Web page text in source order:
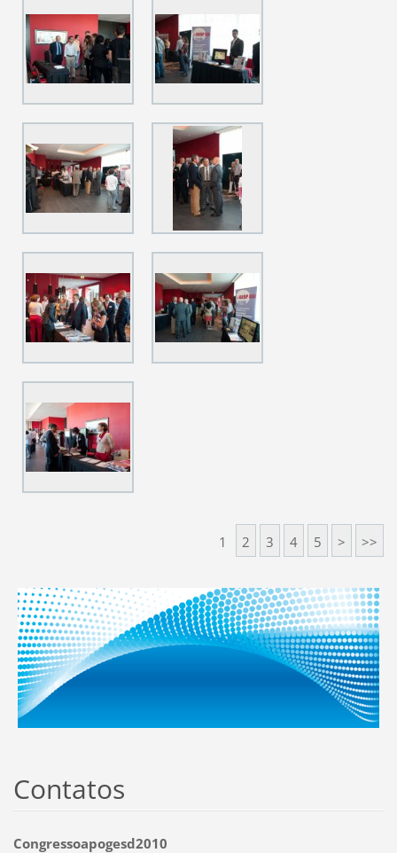
1 2 3 4 5 > >>
Contatos
Congressoapogesd2010